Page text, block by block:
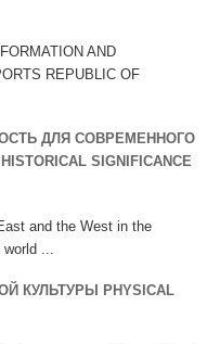
AND
REPUBLIC OF
ДЛЯ СОВРЕМЕННОГО
SIGNIFICANCE
and the West in the
...
КУЛЬТУРЫ PHYSICAL